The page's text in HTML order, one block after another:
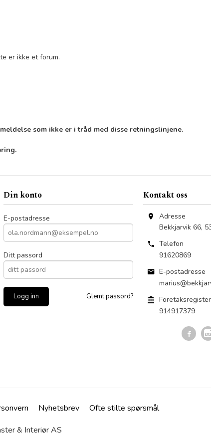
er ikke et forum.
som ikke er i tråd med disse retningslinjene.
Din konto
E-postadresse
Ditt passord
Glemt passord?
Kontakt oss
Adresse
Bekkjarvik 66,
Telefon
91620869
E-postadresse
914917379
Nyhetsbrev
Ofte stilte spørsmål
& Interiør AS